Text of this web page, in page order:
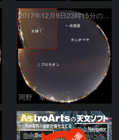
2017年12月9日23時15分の火球
岡野 幸次
PR